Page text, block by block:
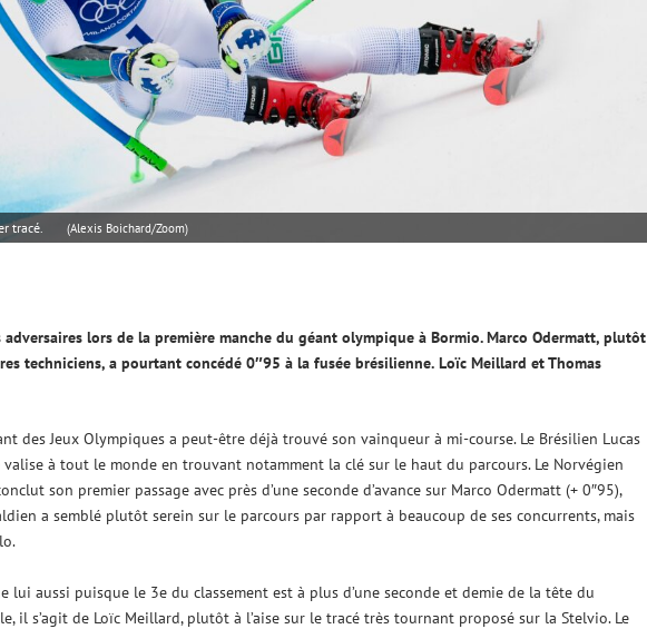
tracé. (Alexis Boichard/Zoom)
adversaires lors de la première manche du géant olympique à Bormio. Marco Odermatt, plutôt
techniciens, a pourtant concédé 0″95 à la fusée brésilienne. Loïc Meillard et Thomas
des Jeux Olympiques a peut-être déjà trouvé son vainqueur à mi-course. Le Brésilien Lucas
à tout le monde en trouvant notamment la clé sur le haut du parcours. Le Norvégien
son premier passage avec près d’une seconde d’avance sur Marco Odermatt (+ 0″95),
a semblé plutôt serein sur le parcours par rapport à beaucoup de ses concurrents, mais
lui aussi puisque le 3e du classement est à plus d’une seconde et demie de la tête du
il s’agit de Loïc Meillard, plutôt à l’aise sur le tracé très tournant proposé sur la Stelvio. Le